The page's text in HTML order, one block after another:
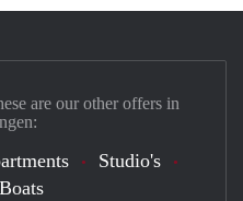
are our other offers in
Studio's